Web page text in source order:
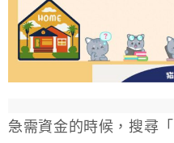
急需資金的時候，搜尋「